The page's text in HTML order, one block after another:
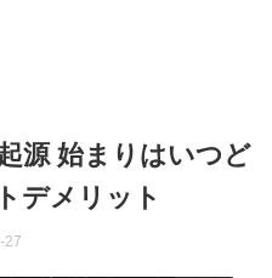
源 始まりはいつど
デメリット
27